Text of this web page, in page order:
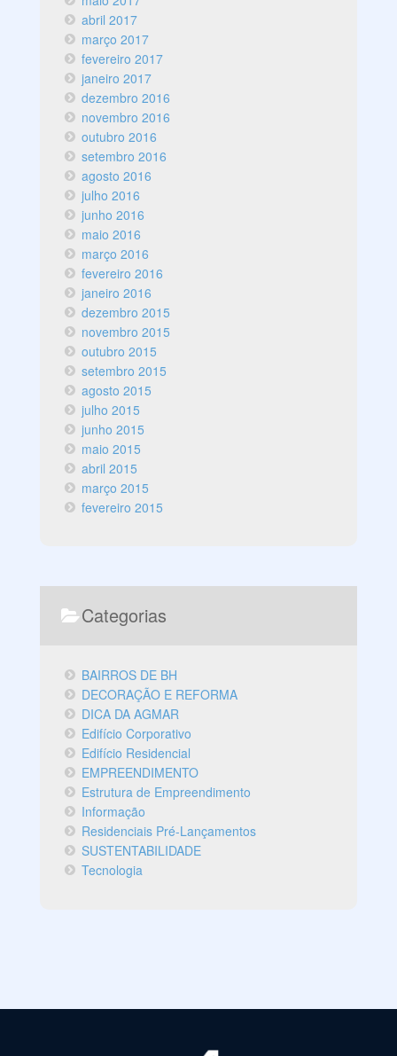
abril 2017
março 2017
fevereiro 2017
janeiro 2017
dezembro 2016
novembro 2016
outubro 2016
setembro 2016
agosto 2016
julho 2016
junho 2016
maio 2016
março 2016
fevereiro 2016
janeiro 2016
dezembro 2015
novembro 2015
outubro 2015
setembro 2015
agosto 2015
julho 2015
junho 2015
maio 2015
abril 2015
março 2015
fevereiro 2015
Categorias
BAIRROS DE BH
DECORAÇÃO E REFORMA
DICA DA AGMAR
Edifício Corporativo
Edifício Residencial
EMPREENDIMENTO
Estrutura de Empreendimento
Informação
Residenciais Pré-Lançamentos
SUSTENTABILIDADE
Tecnologia